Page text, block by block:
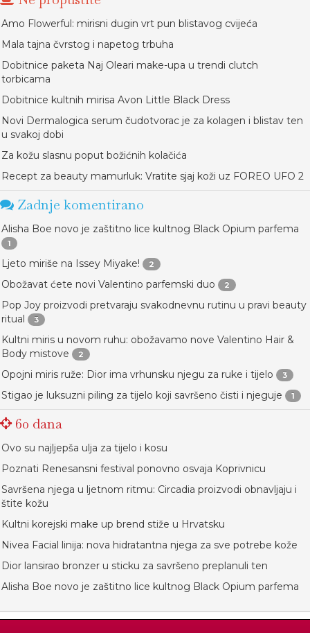
Amo Flowerful: mirisni dugin vrt pun blistavog cvijeća
Mala tajna čvrstog i napetog trbuha
Dobitnice paketa Naj Oleari make-upa u trendi clutch
torbicama
Dobitnice kultnih mirisa Avon Little Black Dress
Novi Dermalogica serum čudotvorac je za kolagen i blistav ten
u svakoj dobi
Za kožu slasnu poput božićnih kolačića
Recept za beauty mamurluk: Vratite sjaj koži uz FOREO UFO 2
Zadnje komentirano
Alisha Boe novo je zaštitno lice kultnog Black Opium parfema
1
Ljeto miriše na Issey Miyake! 2
Obožavat ćete novi Valentino parfemski duo 2
Pop Joy proizvodi pretvaraju svakodnevnu rutinu u pravi beauty
ritual
3
Kultni miris u novom ruhu: obožavamo nove Valentino Hair &
Body mistove
2
Opojni miris ruže: Dior ima vrhunsku njegu za ruke i tijelo 3
Stigao je luksuzni piling za tijelo koji savršeno čisti i njeguje 1
60 dana
Ovo su najljepša ulja za tijelo i kosu
Poznati Renesansni festival ponovno osvaja Koprivnicu
Savršena njega u ljetnom ritmu: Circadia proizvodi obnavljaju i
štite kožu
Kultni korejski make up brend stiže u Hrvatsku
Nivea Facial linija: nova hidratantna njega za sve potrebe kože
Dior lansirao bronzer u sticku za savršeno preplanuli ten
Alisha Boe novo je zaštitno lice kultnog Black Opium parfema